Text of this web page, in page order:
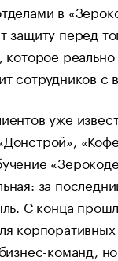
в
защиту перед
которое
сотрудников с
уже
за
С конца
команд,